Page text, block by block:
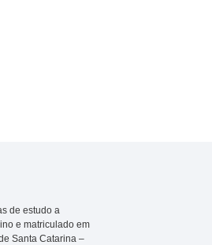
de estudo a
e matriculado em
Santa Catarina –